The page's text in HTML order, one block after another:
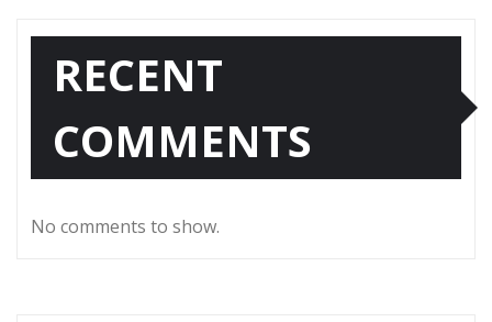
RECENT
COMMENTS
No comments to show.